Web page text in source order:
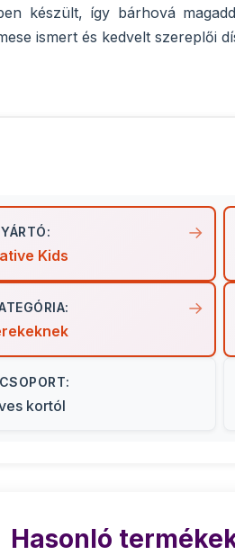
készült, így bárhová
ismert és kedvelt szereplői
Kids
kortól
Hasonló